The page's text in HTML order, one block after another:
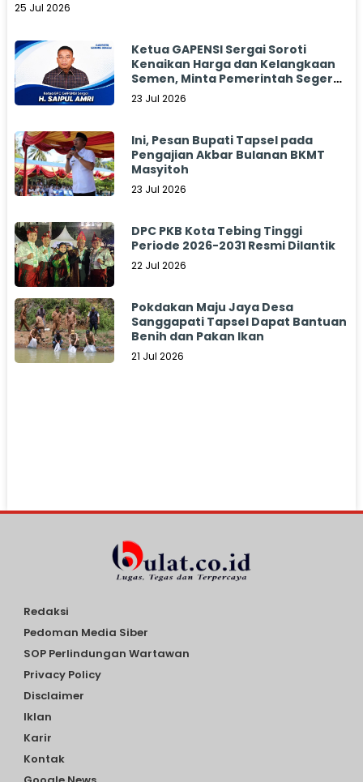
25 Jul 2026
Ketua GAPENSI Sergai Soroti
Kenaikan Harga dan Kelangkaan
Semen, Minta Pemerintah Segera
Bertindak
23 Jul 2026
Ini, Pesan Bupati Tapsel pada
Pengajian Akbar Bulanan BKMT
Masyitoh
23 Jul 2026
DPC PKB Kota Tebing Tinggi
Periode 2026-2031 Resmi Dilantik
22 Jul 2026
Pokdakan Maju Jaya Desa
Sanggapati Tapsel Dapat Bantuan
Benih dan Pakan Ikan
21 Jul 2026
Redaksi
Pedoman Media Siber
SOP Perlindungan Wartawan
Privacy Policy
Disclaimer
Iklan
Karir
Kontak